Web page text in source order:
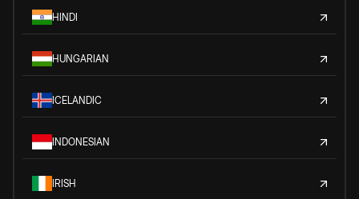
HINDI
HUNGARIAN
ICELANDIC
INDONESIAN
IRISH